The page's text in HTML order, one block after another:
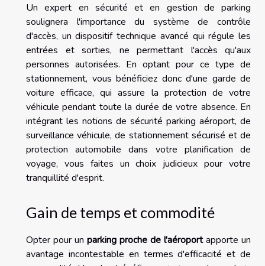
Un expert en sécurité et en gestion de parking
soulignera l'importance du système de contrôle
d'accès, un dispositif technique avancé qui régule les
entrées et sorties, ne permettant l'accès qu'aux
personnes autorisées. En optant pour ce type de
stationnement, vous bénéficiez donc d'une garde de
voiture efficace, qui assure la protection de votre
véhicule pendant toute la durée de votre absence. En
intégrant les notions de sécurité parking aéroport, de
surveillance véhicule, de stationnement sécurisé et de
protection automobile dans votre planification de
voyage, vous faites un choix judicieux pour votre
tranquillité d'esprit.
Gain de temps et commodité
Opter pour un parking proche de l'aéroportapporte un
avantage incontestable en termes d'efficacité et de